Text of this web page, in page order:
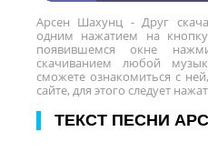
Арсен Шахунц - Друг
одним нажатием на
появившемся окне
скачиванием любой
сможете ознакомиться с
сайте, для этого следует
ТЕКСТ ПЕСНИ